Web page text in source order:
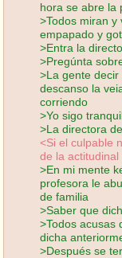
hora se abre la
>Todos miran
empapado y
>Entra la
>Pregúnta
>La gente
descanso la
corriendo
>Yo sigo
>La directora
<Si el culpable
de la
>En mi mente
profesora le
de familia
>Saber que
>Todos acusas
dicha
>Después se